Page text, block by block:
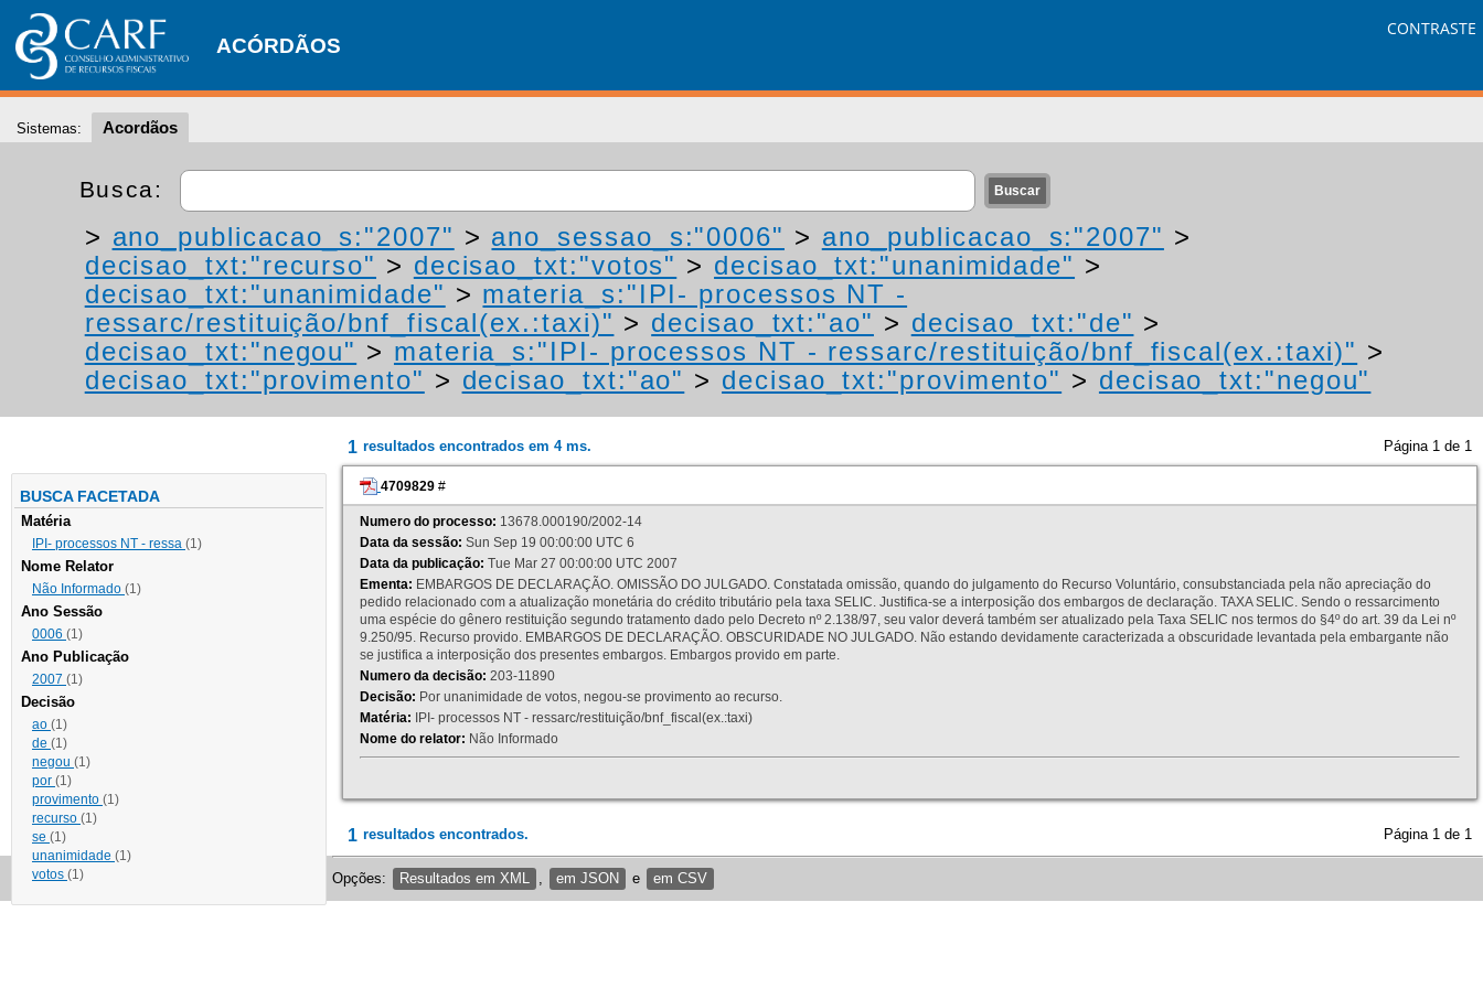
ACÓRDÃOS
CONTRASTE
Sistemas: Acordãos
Busca:
> ano_publicacao_s:"2007" > ano_sessao_s:"0006" > ano_publicacao_s:"2007" >
decisao_txt:"recurso" > decisao_txt:"votos" > decisao_txt:"unanimidade" >
decisao_txt:"unanimidade" > materia_s:"IPI- processos NT -
ressarc/restituição/bnf_fiscal(ex.:taxi)" > decisao_txt:"ao" > decisao_txt:"de" >
decisao_txt:"negou" > materia_s:"IPI- processos NT - ressarc/restituição/bnf_fiscal(ex.:taxi)" >
decisao_txt:"provimento" > decisao_txt:"ao" > decisao_txt:"provimento" > decisao_txt:"negou"
BUSCA FACETADA
Matéria
IPI- processos NT - ressa (1)
Nome Relator
Não Informado (1)
Ano Sessão
0006 (1)
Ano Publicação
2007 (1)
Decisão
ao (1)
de (1)
negou (1)
por (1)
provimento (1)
recurso (1)
se (1)
unanimidade (1)
votos (1)
1 resultados encontrados em 4 ms. Página 1 de 1
4709829 #
Numero do processo: 13678.000190/2002-14
Data da sessão: Sun Sep 19 00:00:00 UTC 6
Data da publicação: Tue Mar 27 00:00:00 UTC 2007
Ementa: EMBARGOS DE DECLARAÇÃO. OMISSÃO DO JULGADO. Constatada omissão, quando do julgamento do Recurso Voluntário, consubstanciada pela não apreciação do
pedido relacionado com a atualização monetária do crédito tributário pela taxa SELIC. Justifica-se a interposição dos embargos de declaração. TAXA SELIC. Sendo o ressarcimento
uma espécie do gênero restituição segundo tratamento dado pelo Decreto nº 2.138/97, seu valor deverá também ser atualizado pela Taxa SELIC nos termos do §4º do art. 39 da Lei nº
9.250/95. Recurso provido. EMBARGOS DE DECLARAÇÃO. OBSCURIDADE NO JULGADO. Não estando devidamente caracterizada a obscuridade levantada pela embargante não
se justifica a interposição dos presentes embargos. Embargos provido em parte.
Numero da decisão: 203-11890
Decisão: Por unanimidade de votos, negou-se provimento ao recurso.
Matéria: IPI- processos NT - ressarc/restituição/bnf_fiscal(ex.:taxi)
Nome do relator: Não Informado
1 resultados encontrados. Página 1 de 1
Opções: Resultados em XML em JSON e em CSV